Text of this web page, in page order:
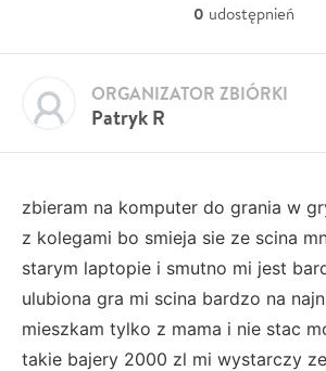
0 udostępnień
Patryk R
ORGANIZATOR ZBIÓRKI
zbieram na komputer do grania w
z kolegami bo smieja sie ze scina
starym laptopie i smutno mi jest
ulubiona gra mi scina bardzo na
mieszkam tylko z mama i nie stac
takie bajery 2000 zl mi wystarczy